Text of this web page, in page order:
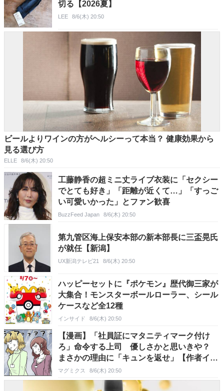
切る【2026夏】
LEE 8/6(木) 20:50
ビールよりワインの方がヘルシーって本当？ 健康効果から
見る選び方
ELLE 8/6(木) 20:50
工藤静香の超ミニ丈ライブ衣装に「セクシー
でとても好き」「距離が近くて…」「すっご
い可愛いかった」とファン歓喜
BuzzFeed Japan 8/6(木) 20:50
第九管区海上保安本部の新本部長に三盃晃氏
が就任【新潟】
UX新潟テレビ21 8/6(木) 20:50
ハッピーセットに『ポケモン』歴代御三家が
大集合！モンスターボールローラー、シール
ケースなど全12種
インサイド 8/6(木) 20:50
【漫画】「社員証にマタニティマーク付け
ろ」命令する上司 優しさかと思いきや？
まさかの理由に「キュンを返せ」【作者イン
タビュー】
マグミクス 8/6(木) 20:50